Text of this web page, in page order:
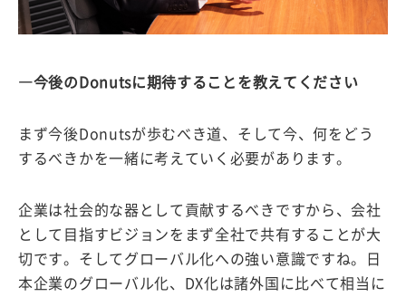
―今後のDonutsに期待することを教えてください
まず今後Donutsが歩むべき道、そして今、何をどう
するべきかを一緒に考えていく必要があります。
企業は社会的な器として貢献するべきですから、会社
として目指すビジョンをまず全社で共有することが大
切です。そしてグローバル化への強い意識ですね。日
本企業のグローバル化、DX化は諸外国に比べて相当に